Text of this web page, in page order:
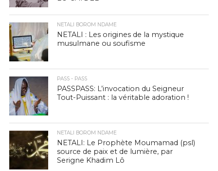
NETALI BOROM NDAME
NETALI : Les origines de la mystique
musulmane ou soufisme
PASS - PASS
PASSPASS: L’invocation du Seigneur
Tout-Puissant : la véritable adoration !
NETALI BOROM NDAME
NETALI: Le Prophète Moumamad (psl)
source de paix et de lumière, par
Serigne Khadim Lô